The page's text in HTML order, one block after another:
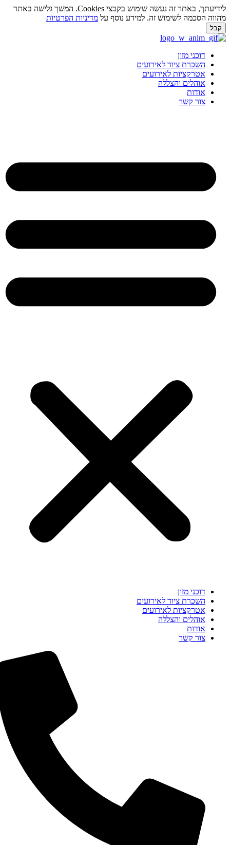
לידיעתך, באתר זה נעשה שימוש בקבצי Cookies. המשך גלישה באתר
הסכמה לשימוש זה. למידע נוסף עלמדיניות הפרטיות
קבל
דוכני מזון
השכרת ציוד לאירועים
אטרקציות לאירועים
אוהלים והצללה
אודות
צור קשר
דוכני מזון
השכרת ציוד לאירועים
אטרקציות לאירועים
אוהלים והצללה
אודות
צור קשר